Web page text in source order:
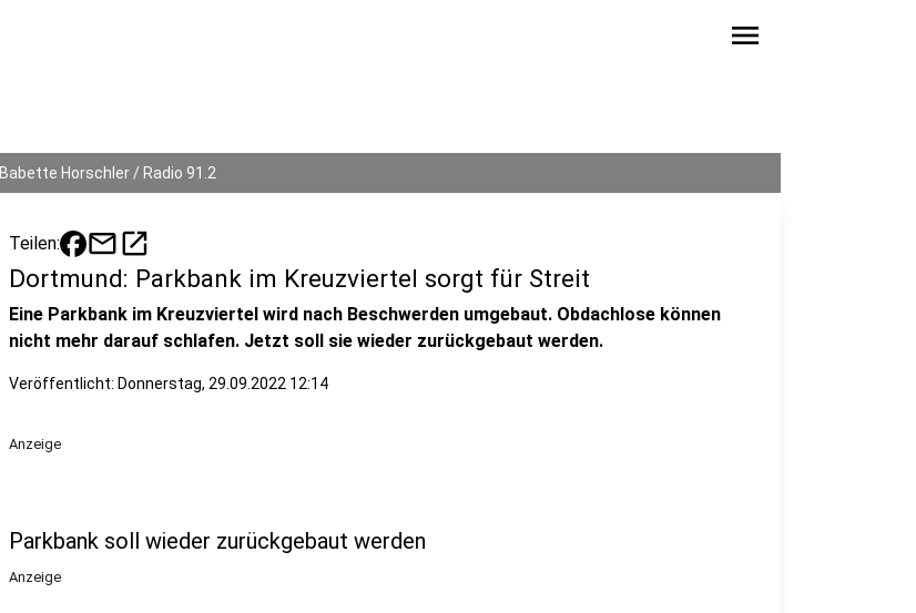
menu
Babette Horschler / Radio 91.2
Teilen: mailopen_in_new
Dortmund: Parkbank im Kreuzviertel sorgt für Streit
Eine Parkbank im Kreuzviertel wird nach Beschwerden umgebaut. Obdachlose können
nicht mehr darauf schlafen. Jetzt soll sie wieder zurückgebaut werden.
Veröffentlicht: Donnerstag, 29.09.2022 12:14
Anzeige
Parkbank soll wieder zurückgebaut werden
Anzeige